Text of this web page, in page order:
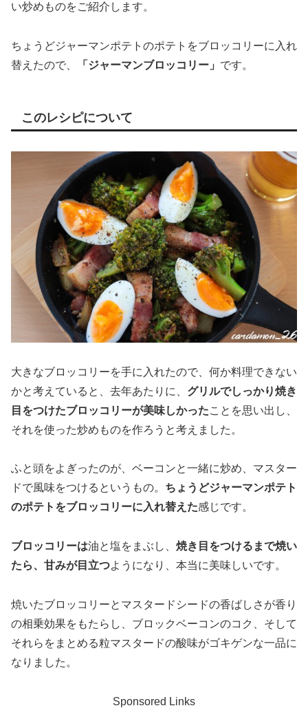
い炒めものをご紹介します。
ちょうどジャーマンポテトのポテトをブロッコリーに入れ
替えたので、
「ジャーマンブロッコリー」 です。
このレシピについて
大きなブロッコリーを手に入れたので、何か料理できない
かと考えていると、去年あたりに、 グリルでしっかり焼き
目をつけたブロッコリーが美味しかったことを思い出し、
それを使った炒めものを作ろうと考えました。
ふと頭をよぎったのが、ベーコンと一緒に炒め、マスター
ドで風味をつけるというもの。 ちょうどジャーマンポテト
のポテトをブロッコリーに入れ替えた感じです。
ブロッコリーは油と塩をまぶし、 焼き目をつけるまで焼い
たら、甘みが目立つようになり、本当に美味しいです。
焼いたブロッコリーとマスタードシードの香ばしさが香り
の相乗効果をもたらし、ブロックベーコンのコク、そして
それらをまとめる粒マスタードの酸味がゴキゲンな一品に
なりました。
Sponsored Links